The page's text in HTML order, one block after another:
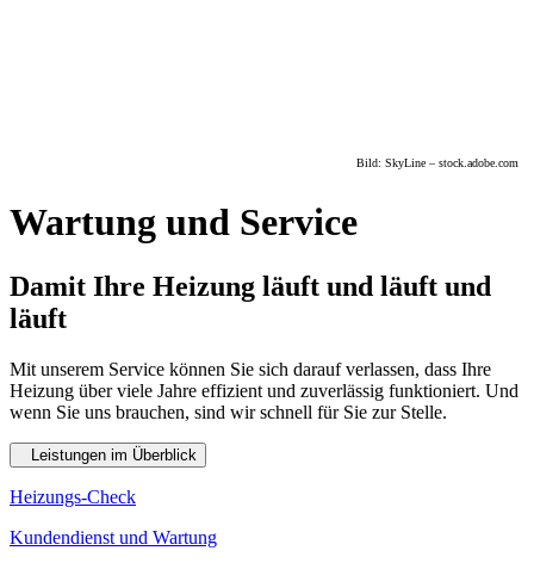
Bild: SkyLine – stock.adobe.com
Wartung und Service
Damit Ihre Heizung läuft und läuft und
läuft
Mit unserem Service können Sie sich darauf verlassen, dass Ihre
Heizung über viele Jahre effizient und zuverlässig funktioniert. Und
wenn Sie uns brauchen, sind wir schnell für Sie zur Stelle.
Leistungen im Überblick
Heizungs-Check
Kundendienst und Wartung